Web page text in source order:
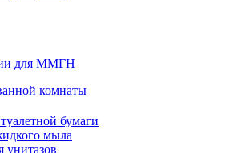
для ММГН
комнаты
бумаги
мыла
унитазов